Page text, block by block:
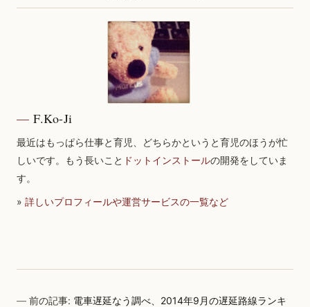
F.Ko-Ji
最近はもっぱら仕事と育児、どちらかというと育児のほうが忙
しいです。もう長いこと ドットインストールの開発をしていま
す。
» 詳しいプロフィールや運営サービスの一覧など
前の記事: 電車遅延なう調べ、2014年9月の遅延路線ランキ